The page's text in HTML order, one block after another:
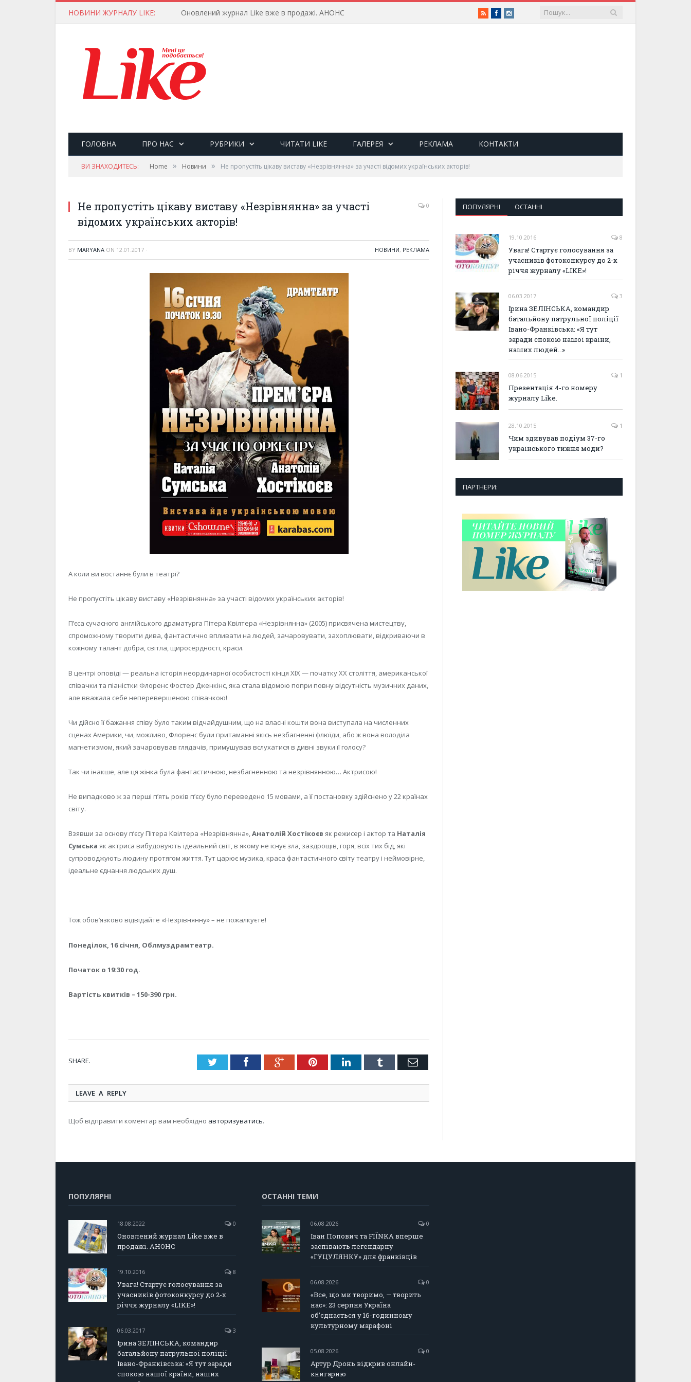
НОВИНИ ЖУРНАЛУ LIKE: Оновлений журнал Like вже в продажі. АНОНС RSSFacebookInstagram
ГОЛОВНА ПРО НАС РУБРИКИ ЧИТАТИ LIKE ГАЛЕРЕЯ РЕКЛАМА КОНТАКТИ
ВИ ЗНАХОДИТЕСЬ: Home » Новини » Не пропустіть цікаву виставу «Незрівнянна» за участі відомих українських акторів!
Не пропустіть цікаву виставу «Незрівнянна» за участі
відомих українських акторів!
0
BY MARYANA ON 12.01.2017 · НОВИНИ, РЕКЛАМА
А коли ви востаннє були в театрі?
Не пропустіть цікаву виставу «Незрівнянна» за участі відомих українських акторів!
П’єса сучасного англійського драматурга Пітера Квілтера «Незрівнянна» (2005) присвячена мистецтву,
спроможному творити дива, фантастично впливати на людей, зачаровувати, захоплювати, відкриваючи в
кожному талант добра, світла, щиросердності, краси.
В центрі оповіді — реальна історія неординарної особистості кінця ХІХ — початку ХХ століття, американської
співачки та піаністки Флоренс Фостер Дженкінс, яка стала відомою попри повну відсутність музичних даних,
але вважала себе неперевершеною співачкою!
Чи дійсно її бажання співу було таким відчайдушним, що на власні кошти вона виступала на численних
сценах Америки, чи, можливо, Флоренс були притаманні якісь незбагненні флюїди, або ж вона володіла
магнетизмом, який зачаровував глядачів, примушував вслухатися в дивні звуки її голосу?
Так чи інакше, але ця жінка була фантастичною, незбагненною та незрівнянною… Актрисою!
Не випадково ж за перші п’ять років п’єсу було переведено 15 мовами, а її постановку здійснено у 22 країнах
світу.
Взявши за основу п’єсу Пітера Квілтера «Незрівнянна»,Анатолій Хостікоєв як режисер і актор та Наталія
Сумська як актриса вибудовують ідеальний світ, в якому не існує зла, заздрощів, горя, всіх тих бід, які
супроводжують людину протягом життя. Тут царює музика, краса фантастичного світу театру і неймовірне,
ідеальне єднання людських душ.
Тож обов’язково відвідайте «Незрівнянну» – не пожалкуєте!
Понеділок, 16 січня, Облмуздрамтеатр.
Початок о 19:30 год.
Вартість квитків – 150-390 грн.
SHARE. TwitterFacebookGoogle+PinterestLinkedInTumblr Email
LEAVE A REPLY
Щоб відправити коментар вам необхідно авторизуватись.
ПОПУЛЯРНІ ОСТАННІ
19.10.2016 8
Увага! Стартує голосування за
учасників фотоконкурсу до 2-х
річчя журналу «LIKE»!
06.03.2017 3
Ірина ЗЕЛІНСЬКА, командир
батальйону патрульної поліції
Івано-Франківська: «Я тут
заради спокою нашої країни,
наших людей…»
08.06.2015 1
Презентація 4-го номеру
журналу Like.
28.10.2015 1
Чим здивував подіум 37-го
українського тижня моди?
ПАРТНЕРИ:
ПОПУЛЯРНІ
18.08.2022 0
Оновлений журнал Like вже в
продажі. АНОНС
19.10.2016 8
Увага! Стартує голосування за
учасників фотоконкурсу до 2-х
річчя журналу «LIKE»!
06.03.2017 3
Ірина ЗЕЛІНСЬКА, командир
батальйону патрульної поліції
Івано-Франківська: «Я тут заради
спокою нашої країни, наших
ОСТАННІ ТЕМИ
06.08.2026 0
Іван Попович та FIÏNKA вперше
заспівають легендарну
«ГУЦУЛЯНКУ» для франківців
06.08.2026 0
«Все, що ми творимо, — творить
нас»: 23 серпня Україна
об’єднається у 16-годинному
культурному марафоні
05.08.2026 0
Артур Дронь відкрив онлайн-
книгарню